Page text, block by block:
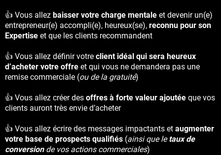
👍 Vous allez baisser votre charge mentale et devenir un(e)
entrepreneur(e) accompli(e), heureux(se), reconnu pour son
Expertise et que les clients recommandent
👍 Vous allez définir votre client idéal qui sera heureux
d’acheter votre offre et qui vous ne demandera pas une
remise commerciale (ou de la gratuité)
👍 Vous allez créer des offres à forte valeur ajoutée que vos
clients auront très envie d’acheter
👍 Vous allez écrire des messages impactants et augmenter
votre base de prospects qualifiés (ainsi que letaux de
conversionde vos actions commerciales)